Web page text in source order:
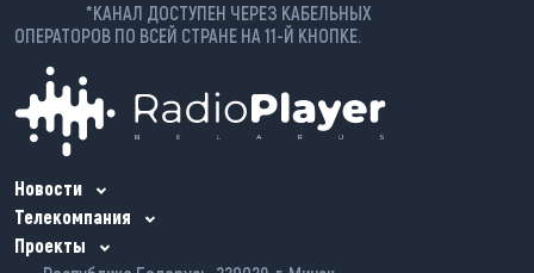
*КАНАЛ ДОСТУПЕН ЧЕРЕЗ КАБЕЛЬНЫХ
ОПЕРАТОРОВ ПО ВСЕЙ СТРАНЕ НА 11-Й КНОПКЕ.
Новости
Телекомпания
Проекты